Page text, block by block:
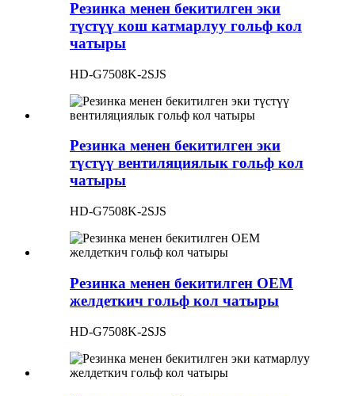
Резинка менен бекитилген эки
түстүү кош катмарлуу гольф кол
чатыры
HD-G7508K-2SJS
Резинка менен бекитилген эки
түстүү вентиляциялык гольф кол
чатыры
HD-G7508K-2SJS
Резинка менен бекитилген OEM
желдеткич гольф кол чатыры
HD-G7508K-2SJS